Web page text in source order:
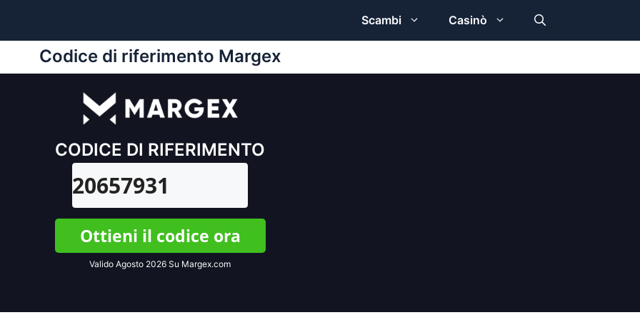
Scambi Casinò
Codice di riferimento Margex
CODICE DI RIFERIMENTO
20657931
Ottieni il codice ora
Valido Agosto 2026 Su Margex.com